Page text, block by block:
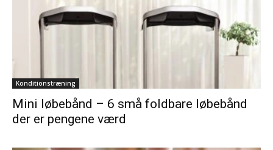
Konditionstræning
Mini løbebånd – 6 små foldbare løbebånd
der er pengene værd